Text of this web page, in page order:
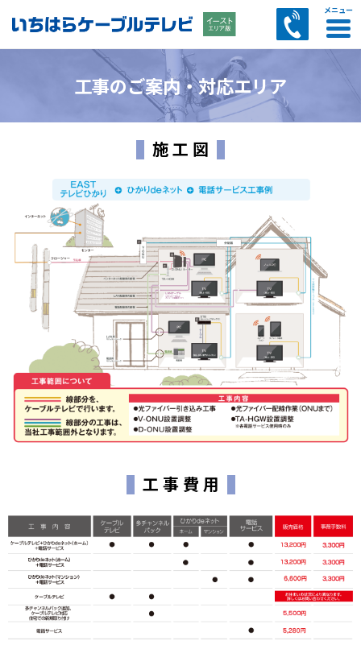
CATVサービス
あいチャンスマートTVのご案内
EASTテレビひかりサービス案内
多チャンネルパックサービス
コミュニティチャンネル
セットトップボックス（STB）のご案内
料金のご案内
インターネット
電話サービス
ケーブルプラス電話
ひかりdeトークS
ひかりdeトークF
その他サービス
AI防犯カメラサービス
スマートWi-Fiサービス
リモートサポートサービス案内
訪問サポートサービス案内
セキュリティZサービス案内
トビラフォンサービス案内
あいチャンモバイル by LIBMOサービス案内
LIBMOサービス案内
お客様サポート
工事のご案内・対応エリア
施 工 図
工 事 費 用